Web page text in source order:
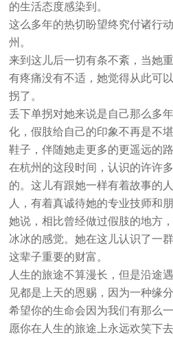
的生活态度感染到。
这么多年的热切盼望终究付诸行
州。
来到这儿后一切有条不紊，当她
有疼痛没有不适，她觉得从此可
拐了。
丢下单拐对她来说是自己那么多
化，假肢给自己的印象不再是不
鞋子，伴随她走更多的更遥远的路
在杭州的这段时间，认识的许许
的。这儿有跟她一样有着故事的
人，有着真诚待她的专业技师和朋
她说，相比曾经做过假肢的地方
冰冰的感觉。她在这儿认识了一
这辈子重要的财富。
人生的旅途不算漫长，但是沿途
见都是上天的恩赐，因为一种缘
希望你的生命会因为我们有那么
愿你在人生的旅途上永远欢笑下